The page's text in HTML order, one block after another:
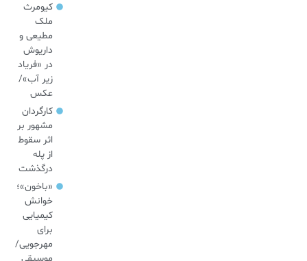
کیومرث
ملک
مطیعی و
داریوش
در «فریاد
زیر آب»/
عکس
کارگردان
مشهور بر
اثر سقوط
از پله
درگذشت
«باخون»‌؛
خوانش
کیمیایی
برای
مهرجویی/